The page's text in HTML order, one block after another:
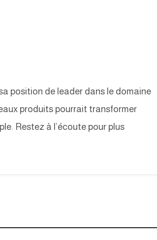
position de leader dans le domaine
produits pourrait transformer
Restez à l’écoute pour plus